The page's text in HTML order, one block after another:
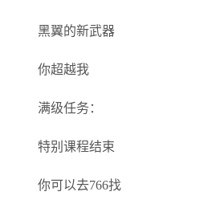
黑翼的新武器
你超越我
满级任务：
特别课程结束
你可以去766找